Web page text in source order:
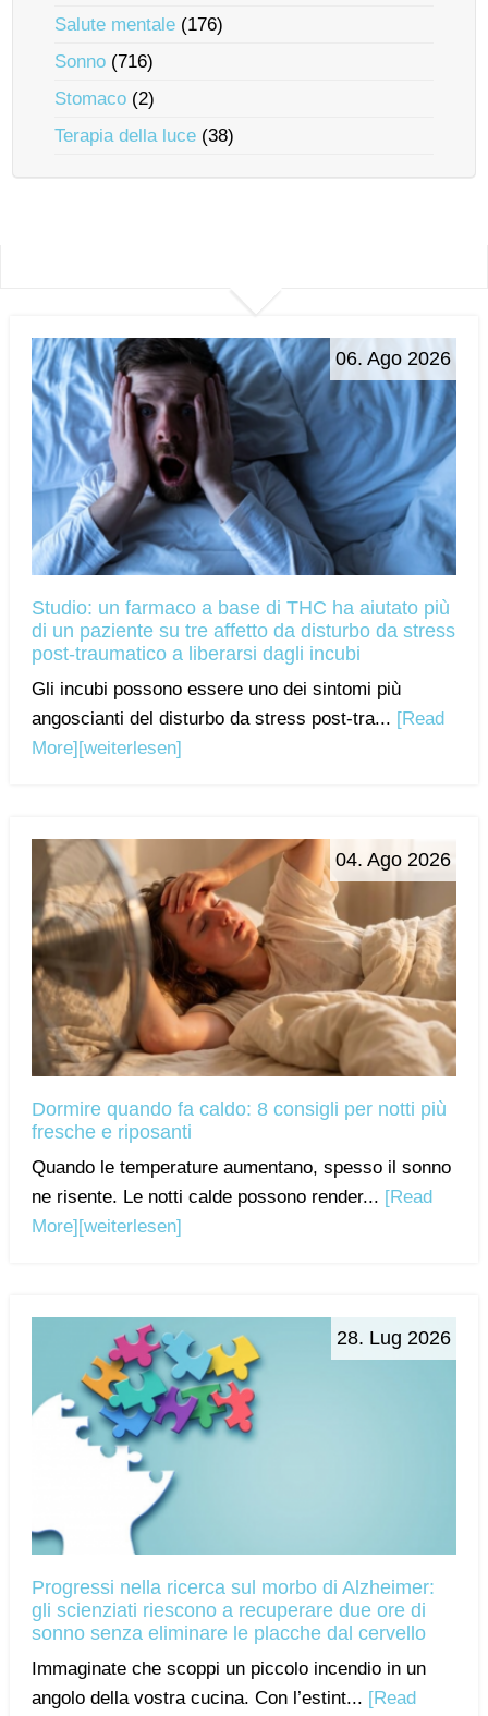
Salute mentale (176)
Sonno (716)
Stomaco (2)
Terapia della luce (38)
06. Ago 2026
Studio: un farmaco a base di THC ha aiutato più
di un paziente su tre affetto da disturbo da stress
post-traumatico a liberarsi dagli incubi
Gli incubi possono essere uno dei sintomi più
angoscianti del disturbo da stress post-tra... [Read
More] [weiterlesen]
04. Ago 2026
Dormire quando fa caldo: 8 consigli per notti più
fresche e riposanti
Quando le temperature aumentano, spesso il sonno
ne risente. Le notti calde possono render... [Read
More] [weiterlesen]
28. Lug 2026
Progressi nella ricerca sul morbo di Alzheimer:
gli scienziati riescono a recuperare due ore di
sonno senza eliminare le placche dal cervello
Immaginate che scoppi un piccolo incendio in un
angolo della vostra cucina. Con l’estint... [Read